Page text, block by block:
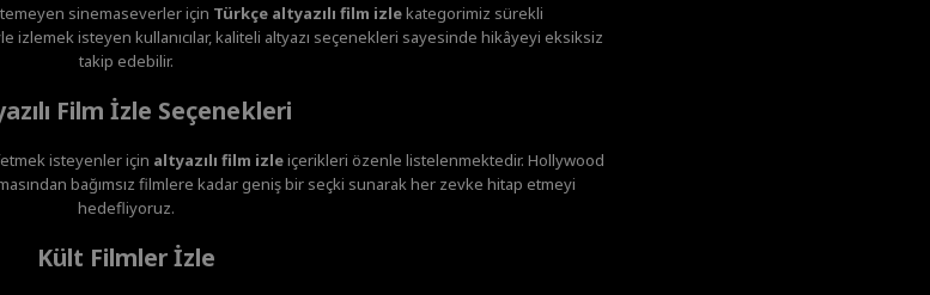
sinemaseverler için Türkçe altyazılı film izlekategorimiz sürekli
izlemek isteyen kullanıcılar, kaliteli altyazı seçenekleri sayesinde hikâyeyi eksiksiz
takip edebilir.
Film İzle Seçenekleri
isteyenler için altyazılı film izleiçerikleri özenle listelenmektedir. Hollywood
bağımsız filmlere kadar geniş bir seçki sunarak her zevke hitap etmeyi
hedefliyoruz.
Kült Filmler İzle